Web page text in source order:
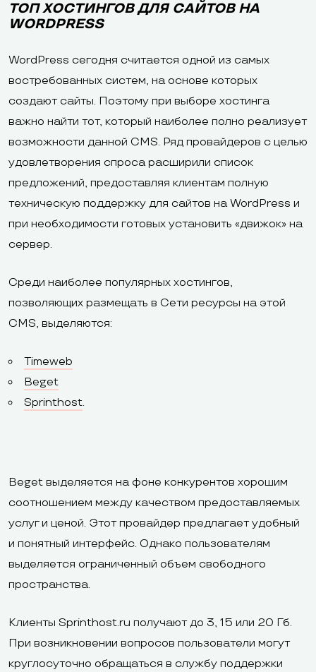
ТОП ХОСТИНГОВ ДЛЯ САЙТОВ НА
WORDPRESS
WordPress сегодня считается одной из самых
востребованных систем, на основе которых
создают сайты. Поэтому при выборе хостинга
важно найти тот, который наиболее полно реализует
возможности данной CMS. Ряд провайдеров с целью
удовлетворения спроса расширили список
предложений, предоставляя клиентам полную
техническую поддержку для сайтов на WordPress и
при необходимости готовых установить «движок» на
сервер.
Среди наиболее популярных хостингов,
позволяющих размещать в Сети ресурсы на этой
CMS, выделяются:
Timeweb
Beget
Sprinthost.
Beget выделяется на фоне конкурентов хорошим
соотношением между качеством предоставляемых
услуг и ценой. Этот провайдер предлагает удобный
и понятный интерфейс. Однако пользователям
выделяется ограниченный объем свободного
пространства.
Клиенты Sprinthost.ru получают до 3, 15 или 20 Гб.
При возникновении вопросов пользователи могут
круглосуточно обращаться в службу поддержки